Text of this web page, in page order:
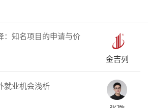
：知名项目的申请与价
金吉列
就业机会浅析